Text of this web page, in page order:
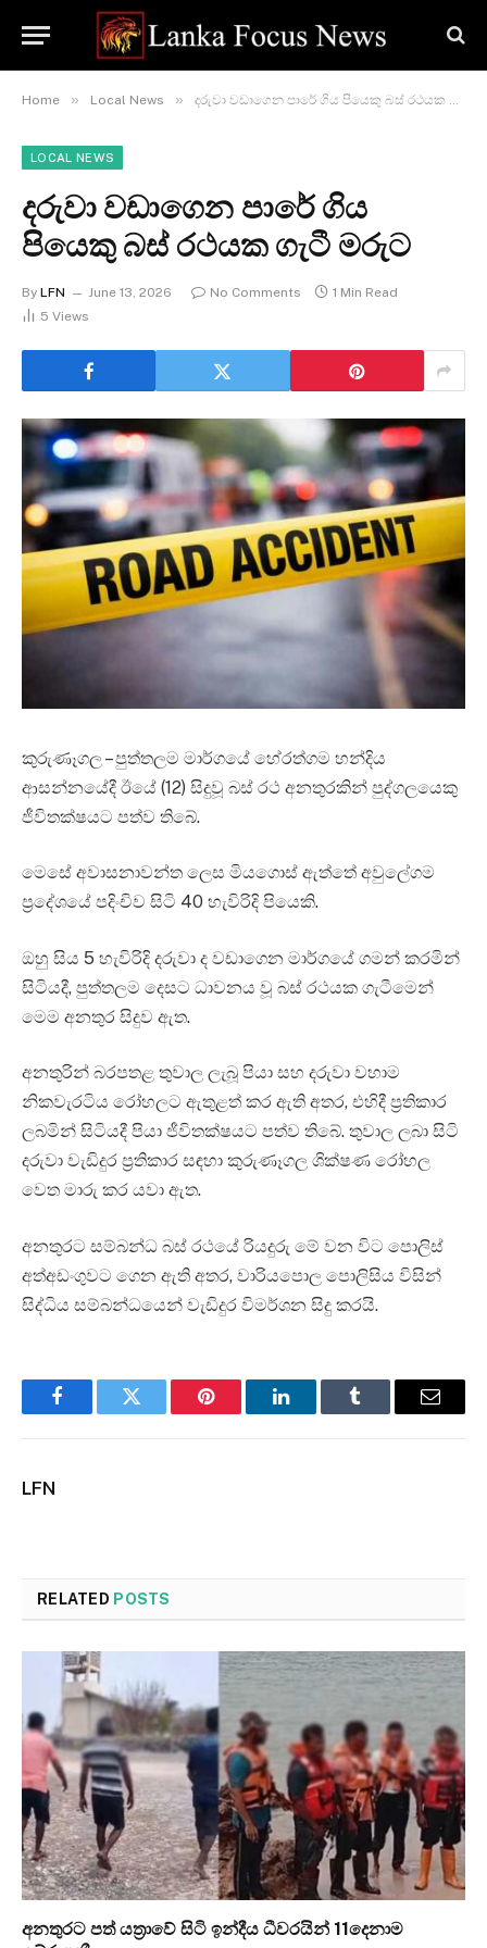
Home » Local News » දරුවා වඩාගෙන පාරේ ගිය පියෙකු බස් රථයක ගැටී මරුට
LOCAL NEWS
දරුවා වඩාගෙන පාරේ ගිය
පියෙකු බස් රථයක ගැටී මරුට
By LFN June 13, 2026 No Comments
1 Min Read
5 Views
කුරුණෑගල – පුත්තලම මාර්ගයේ හේරත්ගම හන්දිය
ආසන්නයේදී ඊයේ (12) සිදුවූ බස් රථ අනතුරකින් පුද්ගලයෙකු
ජීවිතක්ෂයට පත්ව තිබේ.
මෙසේ අවාසනාවන්ත ලෙස මියගොස් ඇත්තේ අවුලේගම
ප්‍රදේශයේ පදිංචිව සිටි 40 හැවිරිදි පියෙකි.
ඔහු සිය 5 හැවිරිදි දරුවා ද වඩාගෙන මාර්ගයේ ගමන් කරමින්
සිටියදී, පුත්තලම දෙසට ධාවනය වූ බස් රථයක ගැටීමෙන්
මෙම අනතුර සිදුව ඇත.
අනතුරින් බරපතළ තුවාල ලැබූ පියා සහ දරුවා වහාම
නිකවැරටිය රෝහලට ඇතුළත් කර ඇති අතර, එහිදී ප්‍රතිකාර
ලබමින් සිටියදී පියා ජීවිතක්ෂයට පත්ව තිබේ. තුවාල ලබා සිටි
දරුවා වැඩිදුර ප්‍රතිකාර සඳහා කුරුණෑගල ශික්ෂණ රෝහල
වෙත මාරු කර යවා ඇත.
අනතුරට සම්බන්ධ බස් රථයේ රියදුරු මේ වන විට පොලිස්
අත්අඩංගුවට ගෙන ඇති අතර, වාරියපොල පොලිසිය විසින්
සිද්ධිය සම්බන්ධයෙන් වැඩිදුර විමර්ශන සිදු කරයි.
FacebookTwitter Pinterest LinkedInTumblr Email
LFN
RELATED POSTS
අනතුරට පත් යත්‍රාවේ සිටි ඉන්දීය ධීවරයින් 11දෙනාම